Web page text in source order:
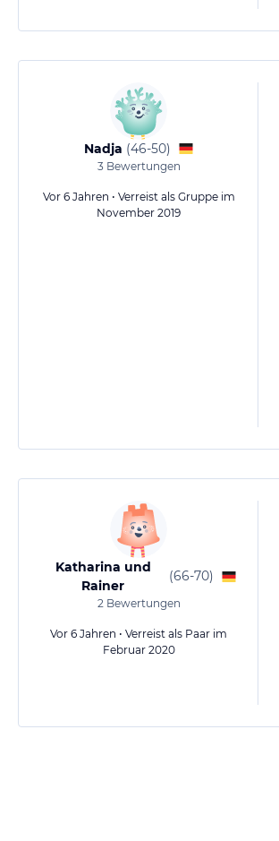
Nadja (46-50)
3Bewertungen
Vor 6 Jahren • Verreist als Gruppe im
November 2019
Katharina und
Rainer
(66-70)
2 Bewertungen
Vor 6 Jahren • Verreist als Paar im
Februar 2020